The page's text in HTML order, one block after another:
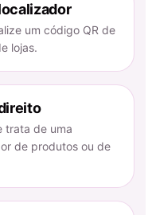
um código QR de
lojas.
trata de uma
de produtos ou de